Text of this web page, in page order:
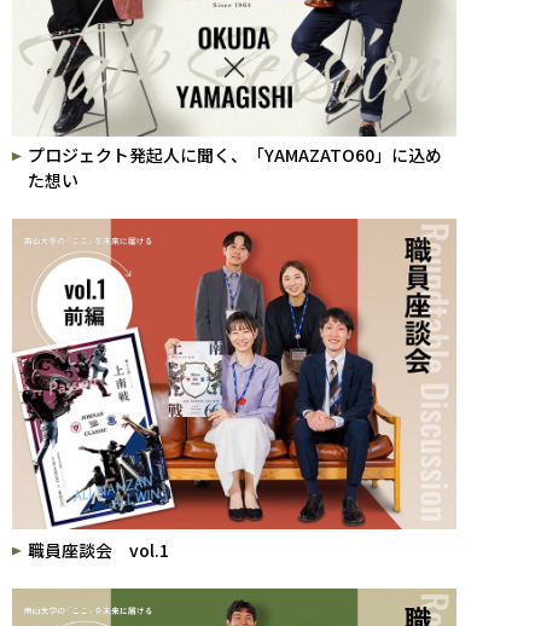
プロジェクト発起人に聞く、「YAMAZATO60」に込め
た想い
職員座談会 vol.1